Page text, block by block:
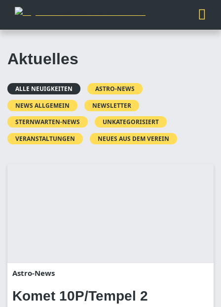
Aktuelles
ALLE NEUIGKEITEN
ASTRO-NEWS
NEWS ALLGEMEIN
NEWSLETTER
STERNWARTEN-NEWS
UNKATEGORISIERT
VERANSTALTUNGEN
NEUES AUS DEM VEREIN
Astro-News
Komet 10P/Tempel 2